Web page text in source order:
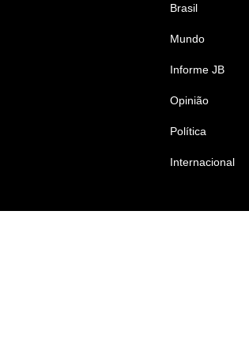
Brasil
Mundo
Informe JB
Opinião
Política
Internacional